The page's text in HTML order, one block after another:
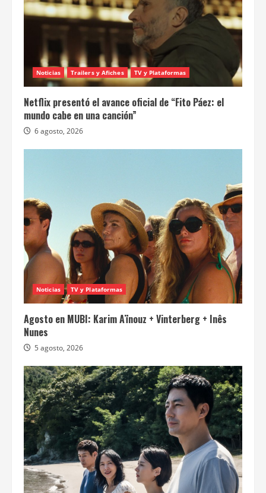
Noticias Trailers y Afiches TV y Plataformas
Netflix presentó el avance oficial de “Fito Páez: el
mundo cabe en una canción”
6 agosto, 2026
Noticias TV y Plataformas
Agosto en MUBI: Karim Aïnouz + Vinterberg + Inês
Nunes
5 agosto, 2026